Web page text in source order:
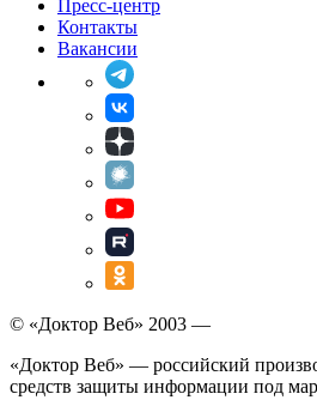
Пресс-центр
Контакты
Вакансии
© «Доктор Веб» 2003 —
«Доктор Веб» — российский
средств защиты информации под